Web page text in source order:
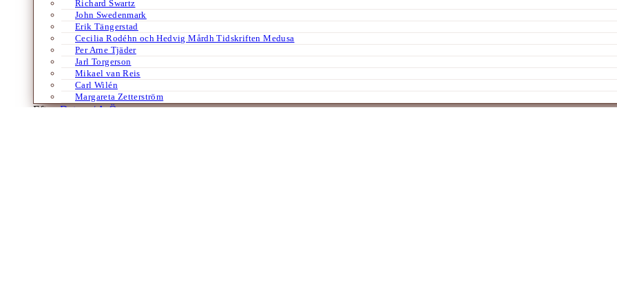
Richard Swartz
John Swedenmark
Erik Tängerstad
Cecilia Rodéhn och Hedvig Mårdh Tidskriften Medusa
Per Arne Tjäder
Jarl Torgerson
Mikael van Reis
Carl Wilén
Margareta Zetterström
Efter:Datum /A-Ö